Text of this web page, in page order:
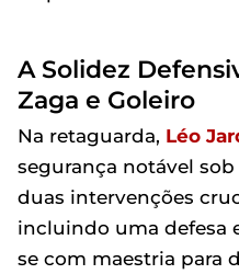
A Solidez
Zaga e Goleiro
Na retaguarda, Léo
segurança notável sob
duas intervenções
incluindo uma defesa
se com maestria para